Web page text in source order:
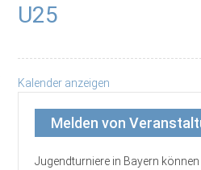
U25
Kalender anzeigen
Melden von
Jugendturniere in Bayern